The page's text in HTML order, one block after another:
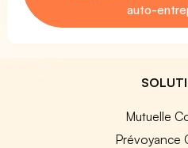
auto-
Mutuelle
Prévoyance